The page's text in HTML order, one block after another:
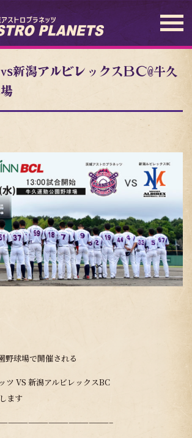
新潟アルビレックスＢＣ@牛久
野球場で開催される
ツ VS 新潟アルビレックスBC
ます